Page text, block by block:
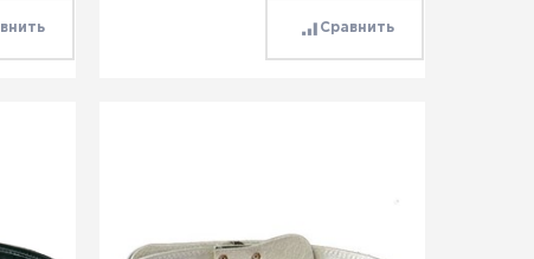
Сравнить